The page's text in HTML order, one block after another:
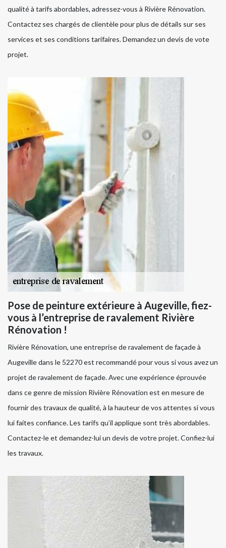
qualité à tarifs abordables, adressez-vous à Rivière Rénovation.
Contactez ses chargés de clientèle pour plus de détails sur ses
services et ses conditions tarifaires. Demandez un devis de vote
projet.
Pose de peinture extérieure à Augeville, fiez-
vous à l’entreprise de ravalement Rivière
Rénovation !
Rivière Rénovation, une entreprise de ravalement de façade à
Augeville dans le 52270 est recommandé pour vous si vous avez un
projet de ravalement de façade. Avec une expérience éprouvée
dans ce genre de mission Rivière Rénovation est en mesure de
fournir des travaux de qualité, à la hauteur de vos attentes si vous
lui faites confiance. Les tarifs qu’il applique sont très abordables.
Contactez-le et demandez-lui un devis de votre projet. Confiez-lui
les travaux.